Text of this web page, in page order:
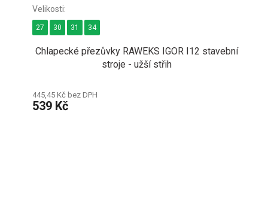
Chlapecké přezůvky RAWEKS IGOR I12 stavební
stroje - užší střih
445,45 Kč bez DPH
539 Kč
27 30 31 34